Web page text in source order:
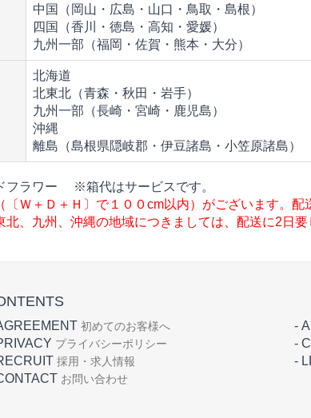
中国（岡山・広島・山口・鳥取・島根）
四国（香川・徳島・高知・愛媛）
九州一部（福岡・佐賀・熊本・大分）
北海道
北東北（青森・秋田・岩手）
九州一部（長崎・宮崎・鹿児島）
沖縄
離島（島根県隠岐郡・伊豆諸島・小笠原諸島）
フラワー ※箱代はサービスです。
〔Ｗ＋Ｄ＋Ｈ〕で１００cm以内）がございます。
北、九州、沖縄の地域につきましては、配送に2日要
初めてのお客様へ -
プライバシーポリシー -
採用・求人情報 -
お問い合わせ